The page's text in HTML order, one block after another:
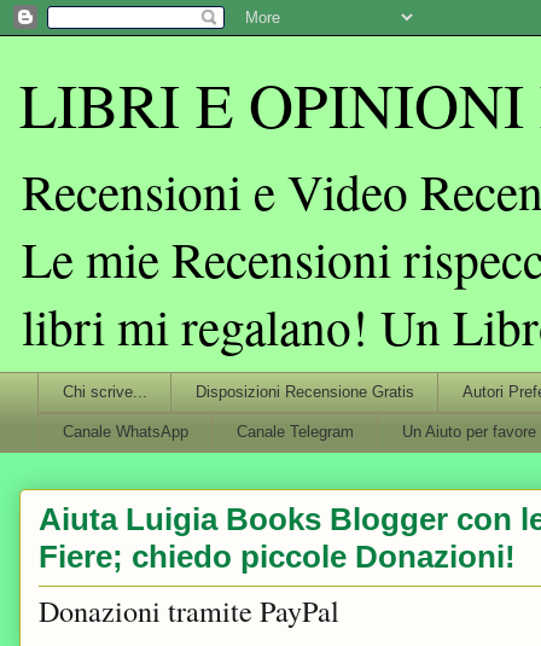
LIBRI E OPINIONI
Recensioni e Video
Le mie Recensioni
libri mi regalano! Un
Chi scrive... Disposizioni Recensione Gratis Autori
Canale WhatsApp Canale Telegram Un Aiuto per favore
Aiuta Luigia Books Blogger con
Fiere; chiedo piccole Donazioni!
Donazioni tramite PayPal